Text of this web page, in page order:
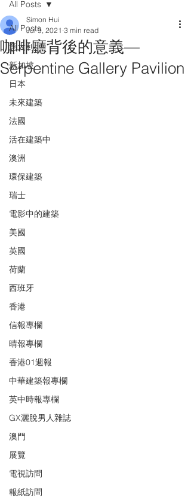
All Posts
意大利
新加坡
日本
未來建築
法國
活在建築中
澳洲
環保建築
瑞士
電影中的建築
美國
英國
荷蘭
西班牙
香港
信報專欄
晴報專欄
香港01週報
中華建築報專欄
英中時報專欄
GX灑脫男人雜誌
澳門
展覽
電視訪問
報紙訪問
All Posts
咖啡廳背後的意義—
Serpentine Gallery Pavilion
Simon Hui
Jul 9, 2021 3 min read